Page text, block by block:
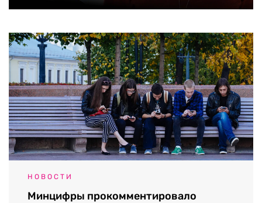
НОВОСТИ
Минцифры прокомментировало